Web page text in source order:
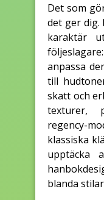
Det som
det ger dig.
karaktär
anpassa
till
skatt och
texturer,
regency-
klassiska
upptäcka
blanda